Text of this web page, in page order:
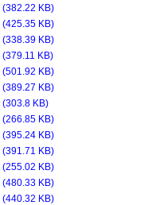
(382.22 KB)
(425.35 KB)
(338.39 KB)
(379.11 KB)
(501.92 KB)
(389.27 KB)
(303.8 KB)
(266.85 KB)
(395.24 KB)
(391.71 KB)
(255.02 KB)
(480.33 KB)
(440.32 KB)